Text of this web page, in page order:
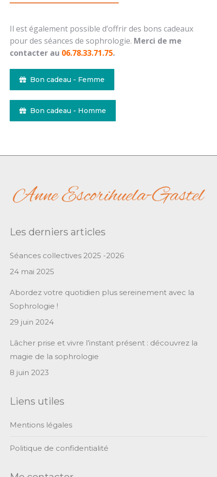
Il est également possible d’offrir des bons cadeaux
pour des séances de sophrologie. Merci de me
contacter au 06.78.33.71.75.
Bon cadeau - Femme
Bon cadeau - Homme
Les derniers articles
Séances collectives 2025 -2026
24 mai 2025
Abordez votre quotidien plus sereinement avec la
Sophrologie !
29 juin 2024
Lâcher prise et vivre l’instant présent : découvrez la
magie de la sophrologie
8 juin 2023
Liens utiles
Mentions légales
Politique de confidentialité